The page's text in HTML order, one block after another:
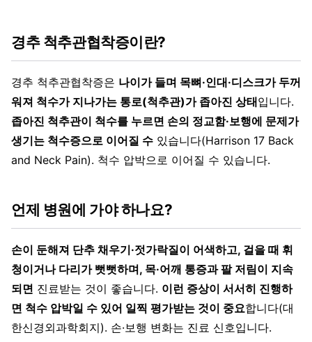
경추 척추관협착증이란?
경추 척추관협착증은 나이가 들며 목뼈·인대·디스크가 두꺼
워져 척수가 지나가는 통로(척추관)가 좁아진 상태입니다.
좁아진 척추관이 척수를 누르면 손의 정교함·보행에 문제가
생기는 척수증으로 이어질 수 있습니다(Harrison 17 Back
and Neck Pain). 척수 압박으로 이어질 수 있습니다.
언제 병원에 가야 하나요?
손이 둔해져 단추 채우기·젓가락질이 어색하고, 걸을 때 휘
청이거나 다리가 뻣뻣하며, 목·어깨 통증과 팔 저림이 지속
되면 진료받는 것이 좋습니다. 이런 증상이 서서히 진행하
면 척수 압박일 수 있어 일찍 평가받는 것이 중요합니다(대
한신경외과학회지). 손·보행 변화는 진료 신호입니다.